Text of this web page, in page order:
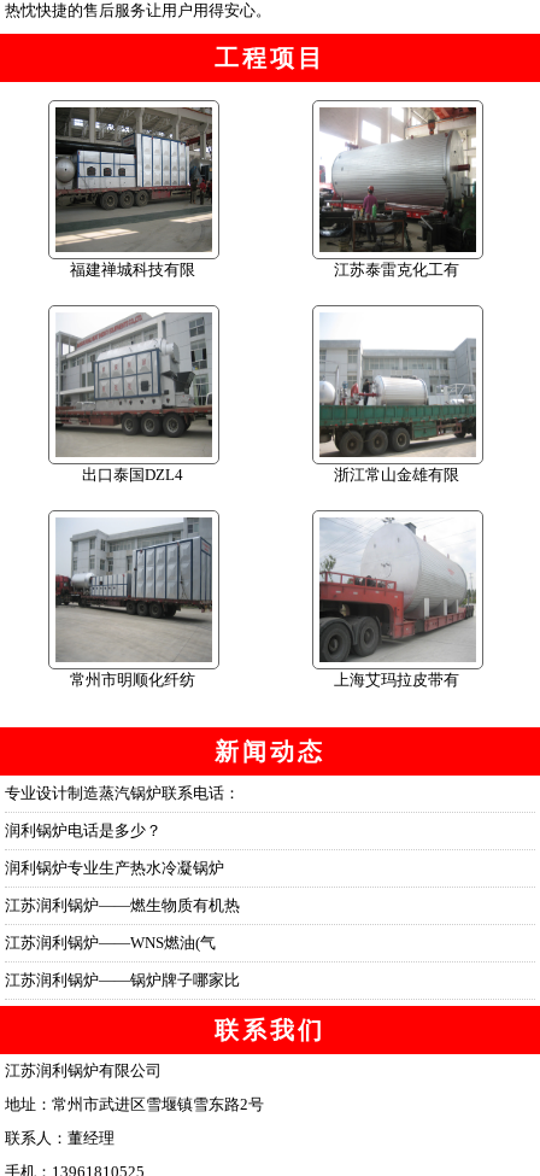
热忱快捷的售后服务让用户用得安心。
工程项目
福建禅城科技有限 江苏泰雷克化工有
出口泰国DZL4 浙江常山金雄有限
常州市明顺化纤纺 上海艾玛拉皮带有
新闻动态
专业设计制造蒸汽锅炉联系电话：
润利锅炉电话是多少？
润利锅炉专业生产热水冷凝锅炉
江苏润利锅炉——燃生物质有机热
江苏润利锅炉——WNS燃油(气
江苏润利锅炉——锅炉牌子哪家比
联系我们
江苏润利锅炉有限公司
地址：常州市武进区雪堰镇雪东路2号
联系人：董经理
手机：13961810525